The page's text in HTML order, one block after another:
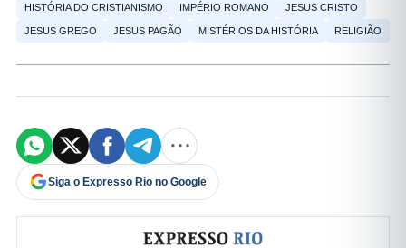
HISTÓRIA DO CRISTIANISMO IMPÉRIO ROMANO JESUS CRISTO
JESUS GREGO JESUS PAGÃO MISTÉRIOS DA HISTÓRIA RELIGIÃO
Siga o Expresso Rio no Google
Formulário de cadastro